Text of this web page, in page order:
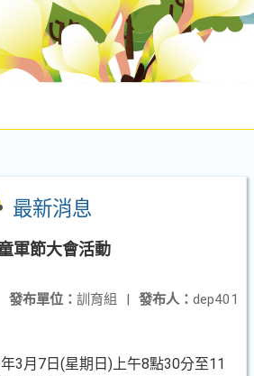
最新消息
軍節大會活動
發布人： dep401
發布單位： 訓育組 |
3月7日(星期日)上午8點30分至11